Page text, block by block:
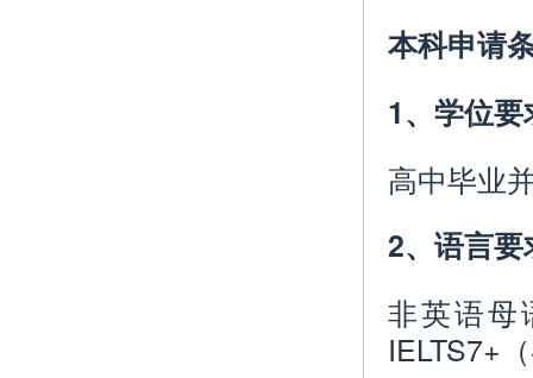
本科申请
1、学位要
高中毕业
2、语言要
非英语母
IELTS7+